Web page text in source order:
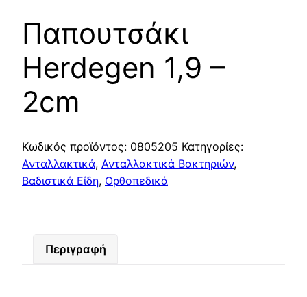
Παπουτσάκι
Herdegen 1,9 –
2cm
Κωδικός προϊόντος: 0805205 Κατηγορίες:
Ανταλλακτικά, Ανταλλακτικά Βακτηριών,
Βαδιστικά Είδη, Ορθοπεδικά
Περιγραφή